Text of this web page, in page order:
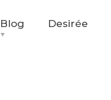
Blog Desirée